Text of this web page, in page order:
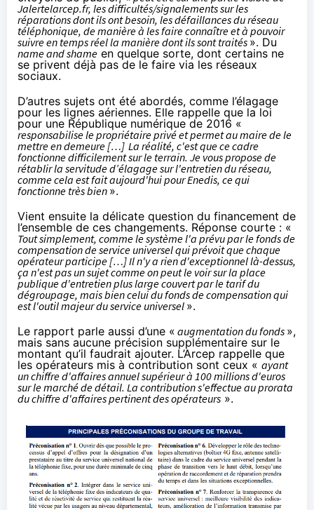
Jalertelarcep.fr, les difficultés/signalements sur les
réparations dont ils ont besoin, les défaillances du réseau
téléphonique, de manière à les faire connaître et à pouvoir
suivre en temps réel la manière dont ils sont traités ». Du
name and shame en quelque sorte, dont certains ne
se privent déjà pas de le faire via les réseaux
sociaux.
D’autres sujets ont été abordés, comme l’élagage
pour les lignes aériennes. Elle rappelle que la loi
pour une République numérique de 2016 «
responsabilise le propriétaire privé et permet au maire de le
mettre en demeure […] La réalité, c'est que ce cadre
fonctionne difficilement sur le terrain. Je vous propose de
rétablir la servitude d’élagage sur l'entretien du réseau,
comme cela est fait aujourd'hui pour Enedis, ce qui
fonctionne très bien ».
Vient ensuite la délicate question du financement de
l’ensemble de ces changements. Réponse courte : «
Tout simplement, comme le système l'a prévu par le fonds de
compensation de service universel qui prévoit que chaque
opérateur participe […] Il n'y a rien d'exceptionnel là-dessus,
ça n'est pas un sujet comme on peut le voir sur la place
publique d'entretien plus large couvert par le tarif du
dégroupage, mais bien celui du fonds de compensation qui
est l'outil majeur du service universel ».
Le rapport parle aussi d’une « augmentation du fonds »,
mais sans aucune précision supplémentaire sur le
montant qu’il faudrait ajouter. L’Arcep rappelle que
les opérateurs mis à contribution sont ceux « ayant
un chiffre d'affaires annuel supérieur à 100 millions d'euros
sur le marché de détail. La contribution s'effectue au prorata
du chiffre d'affaires pertinent des opérateurs ».